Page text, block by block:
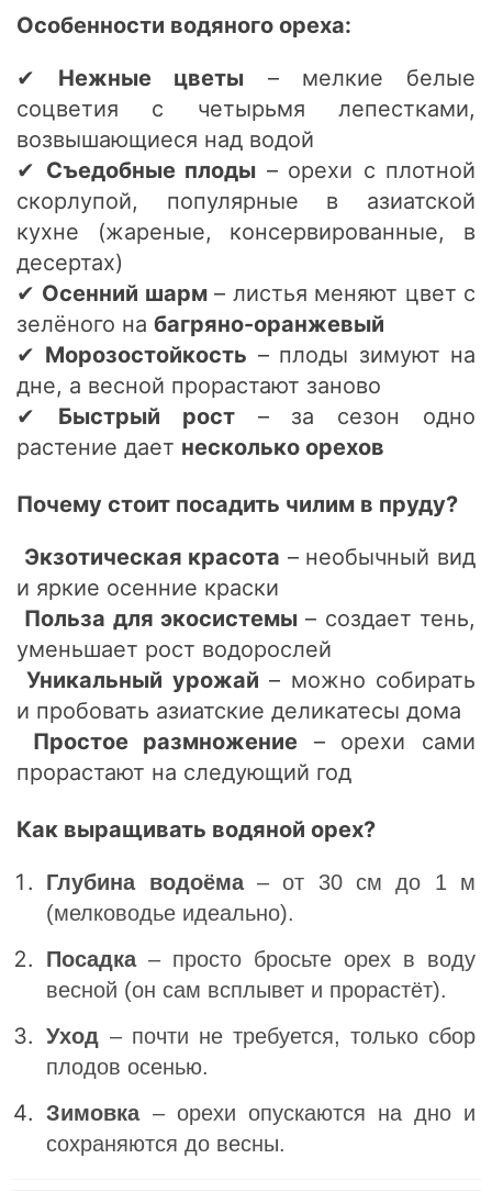
Особенности водяного ореха:
✔ Нежные цветы – мелкие белые
соцветия с четырьмя лепестками,
возвышающиеся над водой
✔ Съедобные плоды – орехи с плотной
скорлупой, популярные в азиатской
кухне (жареные, консервированные, в
десертах)
✔ Осенний шарм– листья меняют цвет с
зелёного на багряно-оранжевый
✔ Морозостойкость – плоды зимуют на
дне, а весной прорастают заново
✔ Быстрый рост– за сезон одно
растение дает несколько орехов
Почему стоит посадить чилим в пруду?
Экзотическая красота – необычный вид
и яркие осенние краски
Польза для экосистемы – создает тень,
уменьшает рост водорослей
Уникальный урожай – можно собирать
и пробовать азиатские деликатесы дома
Простое размножение – орехи сами
прорастают на следующий год
Как выращивать водяной орех?
Глубина водоёма– от 30 см до 1 м
(мелководье идеально).
Посадка– просто бросьте орех в воду
весной (он сам всплывет и прорастёт).
Уход – почти не требуется, только сбор
плодов осенью.
Зимовка– орехи опускаются на дно и
сохраняются до весны.